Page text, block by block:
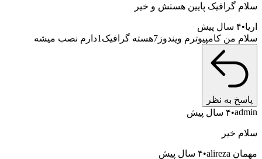
سلام گرافیک پایین هستش و خیر
اریا ۴ سال پیش
سلام من کامپیوترم ویندوز7هسته گرافیک1دارم نصب میشه
پاسخ به نظر
admin ۴ سال پیش
سلام خیر
مهمان alireza
۴ سال پیش